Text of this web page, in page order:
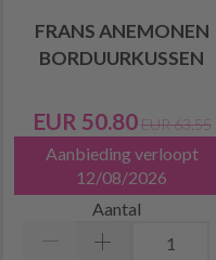
FRANS ANEMONEN
BORDUURKUSSEN
EUR 50.80 EUR 63.55
Aanbieding verloopt
12/08/2026
Aantal